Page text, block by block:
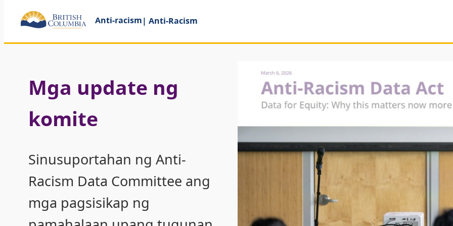
Anti-racism| Anti-Racism
Mga update ng
komite
Sinusuportahan ng Anti-
Racism Data Committee ang
mga pagsisikap ng